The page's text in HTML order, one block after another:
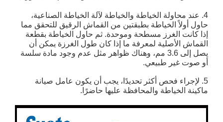
4. عند محاولة الخياطة والخياطة لآلة الخياطة الصناعية،
حاول أولاً الخياطة بطبقتين من القماش الرقيق للتحقق مما
إذا كانت الغرز مسطحة وموحدة. ثم حاول الخياطة بقطعة
القماش الأصلية لمعرفة ما إذا كان طول الغرزة يمكن أن
يصل إلى 3.6 مم، وهناك ظواهر مثل عدم وجود مادة سلسة
أو صوت غير طبيعي.
5. لإجراء فحص أكثر تحديدًا، يجب أن يكون عامل صيانة
ماكينة الخياطة والمحافظة عليها حاضرًا.